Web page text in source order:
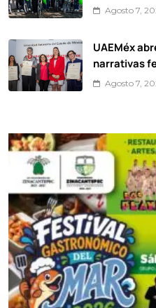
Agosto 7,
UAEMéx
narrativas
Agosto 7,